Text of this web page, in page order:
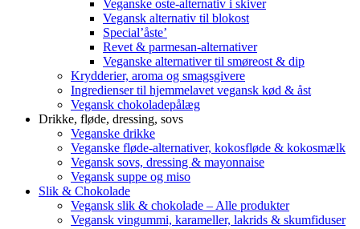
Veganske oste-alternativ i skiver
Vegansk alternativ til blokost
Special’åste’
Revet & parmesan-alternativer
Veganske alternativer til smøreost & dip
Krydderier, aroma og smagsgivere
Ingredienser til hjemmelavet vegansk kød & åst
Vegansk chokoladepålæg
Drikke, fløde, dressing, sovs
Veganske drikke
Veganske fløde-alternativer, kokosfløde & kokosmælk
Vegansk sovs, dressing & mayonnaise
Vegansk suppe og miso
Slik & Chokolade
Vegansk slik & chokolade – Alle produkter
Vegansk vingummi, karameller, lakrids & skumfiduser